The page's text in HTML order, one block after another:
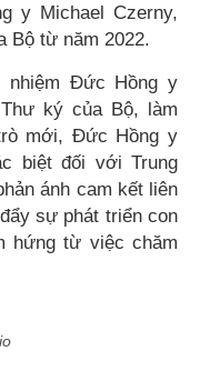
y Michael Czerny,
Bộ từ năm 2022.
nhiệm Đức Hồng y
ký của Bộ, làm
mới, Đức Hồng y
biệt đối với Trung
ánh cam kết liên
sự phát triển con
hứng từ việc chăm